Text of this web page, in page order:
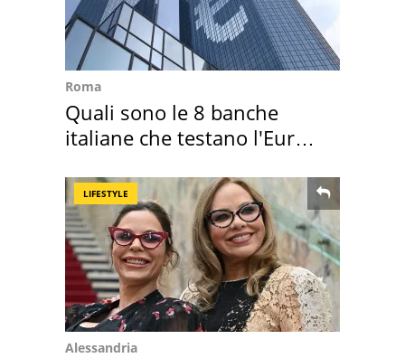
Roma
Quali sono le 8 banche
italiane che testano l'Euro
LIFESTYLE
Alessandria